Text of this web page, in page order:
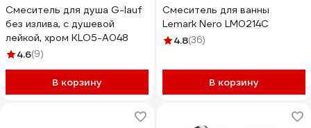
Смеситель для душа G-lauf
без излива, с душевой
лейкой, хром KLO5-A048
4.6(9)
В корзину
Смеситель для ванны
Lemark Nero LM0214C
4.8(36)
В корзину